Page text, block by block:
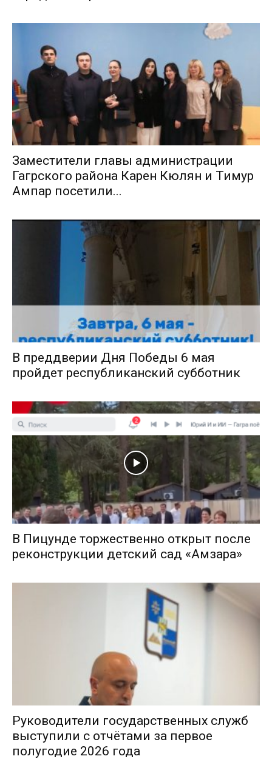
Заместители главы администрации
Гагрского района Карен Кюлян и Тимур
Ампар посетили...
В преддверии Дня Победы 6 мая
пройдет республиканский субботник
В Пицунде торжественно открыт после
реконструкции детский сад «Амзара»
Руководители государственных служб
выступили с отчётами за первое
полугодие 2026 года